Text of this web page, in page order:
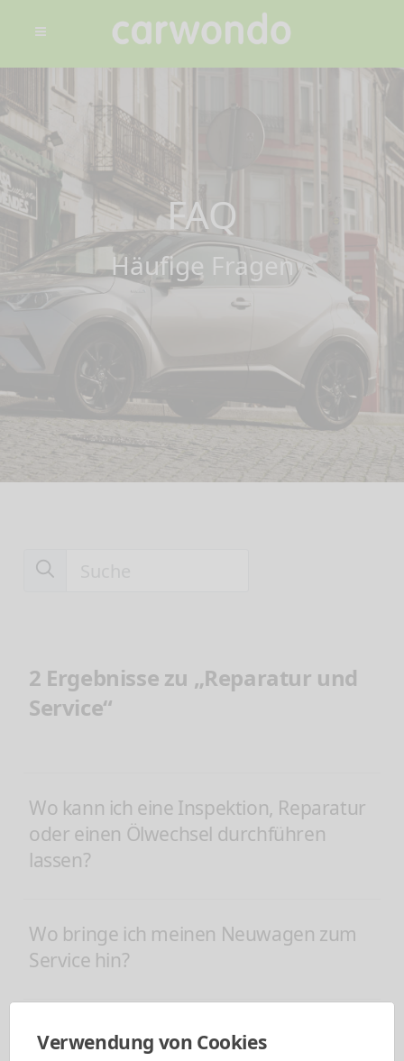
Verwendung von Cookies
FAQ
Häufige Fragen
2 Ergebnisse zu „Reparatur und
Service“
Wo kann ich eine Inspektion, Reparatur
oder einen Ölwechsel durchführen
lassen?
Wo bringe ich meinen Neuwagen zum
Service hin?